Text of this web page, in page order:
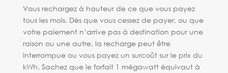
Vous rechargez à hauteur de ce que vous payez
tous les mois. Dès que vous cessez de payer, ou que
votre paiement n’arrive pas à destination pour une
raison ou une autre, la recharge peut être
interrompue ou vous payez un surcoût sur le prix du
kWh. Sachez que le forfait 1 mégawatt équivaut à